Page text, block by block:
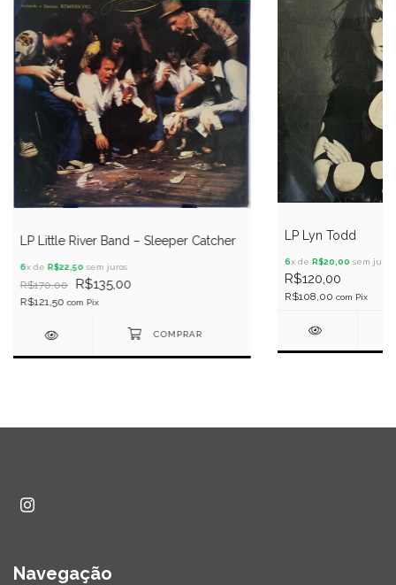
LP Little River Band – Sleeper Catcher
6x de R$22,50 sem juros
R$170,00 R$135,00
R$121,50com Pix
LP Lyn Todd
6x de R$20,00 sem juros
R$120,00
R$108,00 com Pix
Navegação